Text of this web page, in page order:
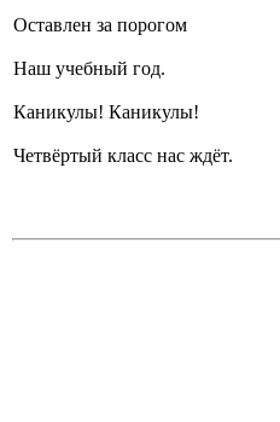
Оставлен за порогом
Наш учебный год.
Каникулы! Каникулы!
Четвёртый класс нас ждёт.